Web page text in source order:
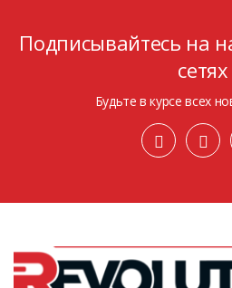
Подписывайтесь на
сетях
Будьте в курсе всех